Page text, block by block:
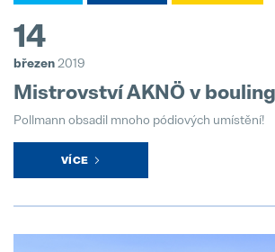
14
březen 2019
Mistrovství AKNÖ v
Pollmann obsadil mnoho pódiových umístění!
VÍCE